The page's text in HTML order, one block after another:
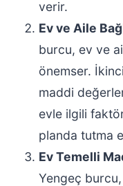
verir.
Ev ve Aile
burcu, ev ve
önemser.
maddi
evle ilgili
planda tutma
Ev Temelli
Yengeç burcu,